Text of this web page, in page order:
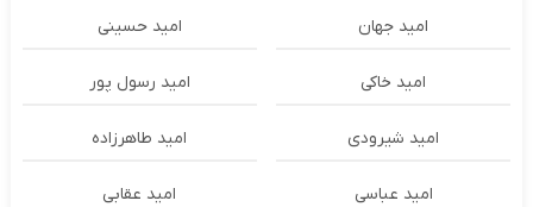
امید جهان امید حسینی
امید خاکی امید رسول پور
امید شیرودی امید طاهرزاده
امید عباسی امید عقابی